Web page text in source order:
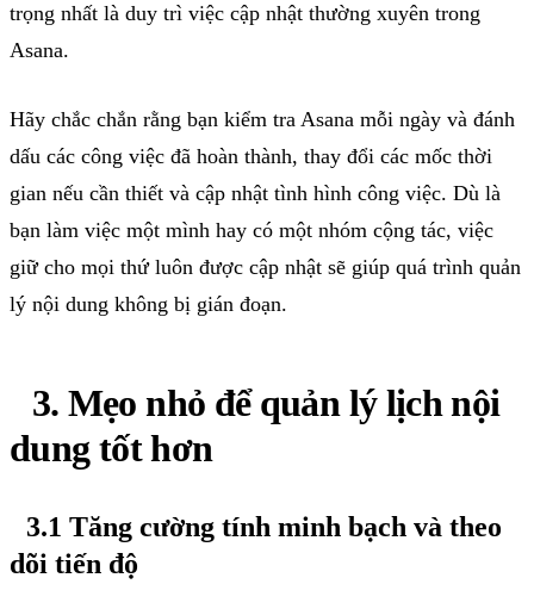
trọng nhất là duy trì việc cập nhật thường xuyên trong
Asana.
Hãy chắc chắn rằng bạn kiểm tra Asana mỗi ngày và đánh
dấu các công việc đã hoàn thành, thay đổi các mốc thời
gian nếu cần thiết và cập nhật tình hình công việc. Dù là
bạn làm việc một mình hay có một nhóm cộng tác, việc
giữ cho mọi thứ luôn được cập nhật sẽ giúp quá trình quản
lý nội dung không bị gián đoạn.
3. Mẹo nhỏ để quản lý lịch nội
dung tốt hơn
3.1 Tăng cường tính minh bạch và theo
dõi tiến độ